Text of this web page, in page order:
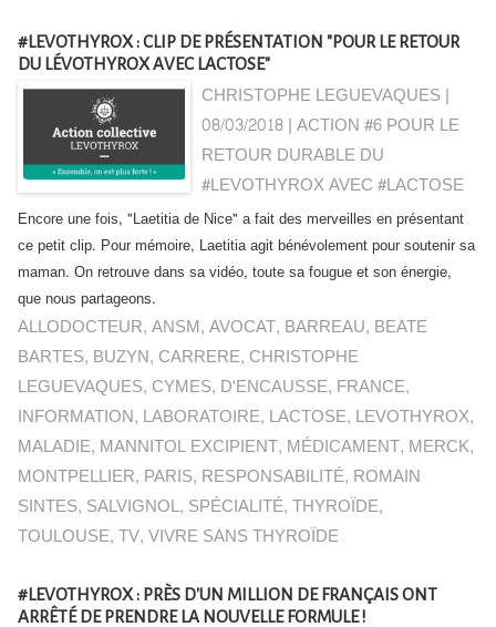
#LEVOTHYROX : CLIP DE PRÉSENTATION "POUR LE RETOUR
DU LÉVOTHYROX AVEC LACTOSE"
CHRISTOPHE LEGUEVAQUES |
08/03/2018|ACTION #6 POUR LE
RETOUR DURABLE DU
#LEVOTHYROX AVEC #LACTOSE
Encore une fois, "Laetitia de Nice" a fait des merveilles en présentant
ce petit clip. Pour mémoire, Laetitia agit bénévolement pour soutenir sa
maman. On retrouve dans sa vidéo, toute sa fougue et son énergie,
que nous partageons.
ALLODOCTEUR,ANSM,AVOCAT, BARREAU, BEATE
BARTES, BUZYN, CARRERE, CHRISTOPHE
LEGUEVAQUES, CYMES, D'ENCAUSSE, FRANCE,
INFORMATION, LABORATOIRE, LACTOSE, LEVOTHYROX,
MALADIE, MANNITOL EXCIPIENT, MÉDICAMENT, MERCK,
MONTPELLIER, PARIS, RESPONSABILITÉ, ROMAIN
SINTES, SALVIGNOL, SPÉCIALITÉ,THYROÏDE,
TOULOUSE,TV,VIVRE SANS THYROÏDE
#LEVOTHYROX : PRÈS D'UN MILLION DE FRANÇAIS ONT
ARRÊTÉ DE PRENDRE LA NOUVELLE FORMULE !